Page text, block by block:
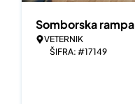
Somborska rampa
VETERNIK
ŠIFRA: #17149